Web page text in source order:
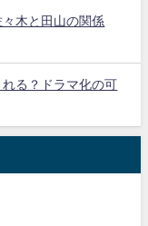
木と田山の関係
る？ドラマ化の可